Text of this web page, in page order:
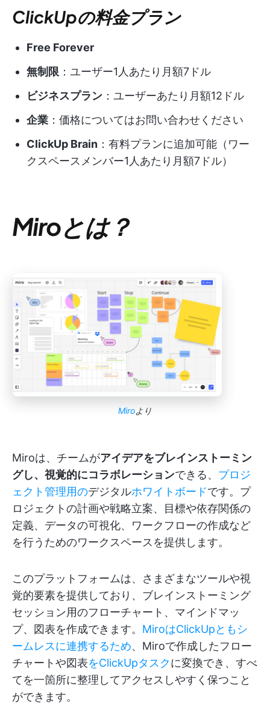
ClickUpの料金プラン
Free Forever
無制限 ：ユーザー1人あたり月額7ドル
ビジネスプラン ：ユーザーあたり月額12ドル
企業 ：価格についてはお問い合わせください
ClickUp Brain ：有料プランに追加可能（ワー
クスペースメンバー1人あたり月額7ドル）
Miroとは？
Miroより
Miroは、チームがアイデアをブレインストーミン
グし、視覚的にコラボレーションできる、 プロジ
ェクト管理用のデジタルホワイトボードです。プ
ロジェクトの計画や戦略立案、目標や依存関係の
定義、データの可視化、ワークフローの作成など
を行うためのワークスペースを提供します。
このプラットフォームは、さまざまなツールや視
覚的要素を提供しており、ブレインストーミング
セッション用のフローチャート、マインドマッ
プ、図表を作成できます。 MiroはClickUpともシ
ームレスに連携するため、Miroで作成したフロー
チャートや図表をClickUpタスクに変換でき、すべ
てを一箇所に整理してアクセスしやすく保つこと
ができます。